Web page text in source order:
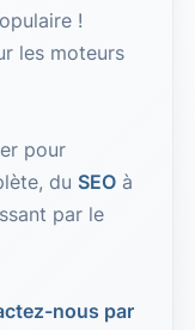
!
les moteurs
pour
du SEOà
par le
nous par